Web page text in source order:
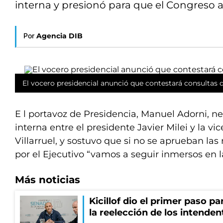
interna y presionó para que el Congreso
Por Agencia DIB
El vocero presidencial anunció que contestará consultas
E l portavoz de Presidencia, Manuel Adorni,
interna entre el presidente Javier Milei y la
Villarruel, y sostuvo que si no se aprueban
por el Ejecutivo “vamos a seguir inmersos en
Más noticias
Kicillof dio el primer paso
la reelección de los